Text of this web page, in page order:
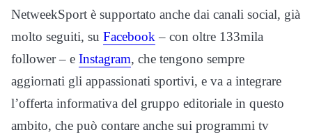
NetweekSport è supportato anche dai canali social, già
molto seguiti, su Facebook – con oltre 133mila
follower – e Instagram, che tengono sempre
aggiornati gli appassionati sportivi, e va a integrare
l’offerta informativa del gruppo editoriale in questo
ambito, che può contare anche sui programmi tv